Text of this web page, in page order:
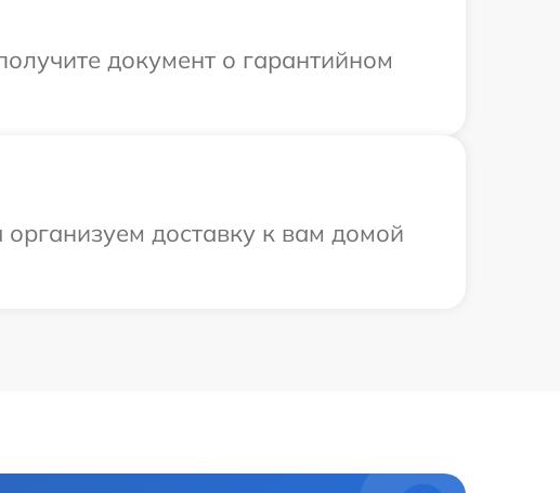
документ о гарантийном
доставку к вам домой